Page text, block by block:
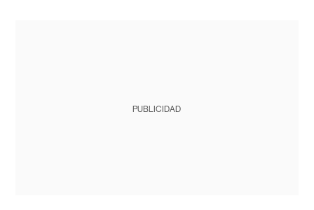
PUBLICIDAD